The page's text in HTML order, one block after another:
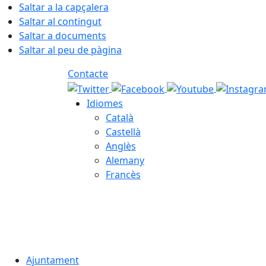
Saltar a la capçalera
Saltar al contingut
Saltar a documents
Saltar al peu de pàgina
Contacte
Idiomes
Català
Castellà
Anglès
Alemany
Francès
Ajuntament